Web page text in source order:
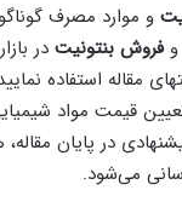
و موارد مصرف
وفروش بنتونیت در
مقاله استفاده
قیمت مواد
در پایان مقاله،
می‌شود.